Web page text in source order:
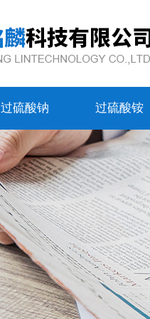
过硫酸钠 过硫酸铵